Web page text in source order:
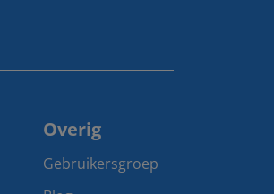
Overig
Gebruikersgroep